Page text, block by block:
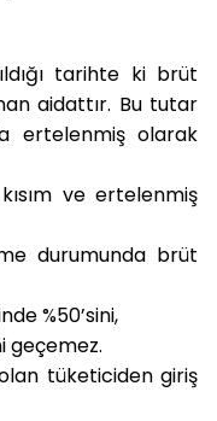
tarihte ki brüt
aidattır. Bu tutar
ertelenmiş olarak
ve ertelenmiş
durumunda brüt
%50’sini,
geçemez.
olan tüketiciden giriş